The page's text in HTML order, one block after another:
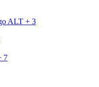
ALT + 3
7